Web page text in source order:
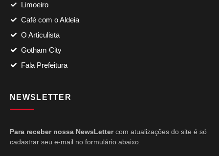
Limoeiro
Café com o Aldeia
O Articulista
Gotham City
Fala Prefeitura
NEWSLETTER
Para receber nossa NewsLettercom atualizações do site é só
cadastrar seu e-mail no formulário abaixo.